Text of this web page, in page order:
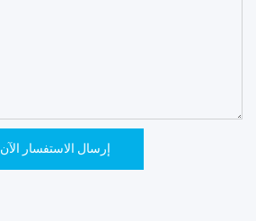
إرسال الاستفسار الآن